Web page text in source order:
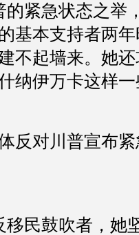
的紧急状态之举
基本支持者两
不起墙来。她
纳伊万卡这样
反对川普宣布
移民鼓吹者，她